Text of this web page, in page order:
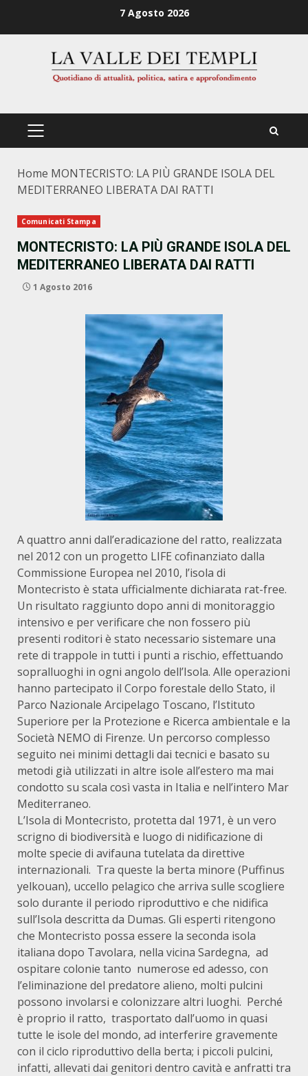
7 Agosto 2026
PRIMÄRES
Home MONTECRISTO: LA PIÙ GRANDE ISOLA DEL
MEDITERRANEO LIBERATA DAI RATTI
Comunicati Stampa
MONTECRISTO: LA PIÙ GRANDE ISOLA DEL
MEDITERRANEO LIBERATA DAI RATTI
1 Agosto 2016
A quattro anni dall’eradicazione del ratto, realizzata
nel 2012 con un progetto LIFE cofinanziato dalla
Commissione Europea nel 2010, l’isola di
Montecristo è stata ufficialmente dichiarata rat-free.
Un risultato raggiunto dopo anni di monitoraggio
intensivo e per verificare che non fossero più
presenti roditori è stato necessario sistemare una
rete di trappole in tutti i punti a rischio, effettuando
sopralluoghi in ogni angolo dell’Isola. Alle operazioni
hanno partecipato il Corpo forestale dello Stato, il
Parco Nazionale Arcipelago Toscano, l’Istituto
Superiore per la Protezione e Ricerca ambientale e la
Società NEMO di Firenze. Un percorso complesso
seguito nei minimi dettagli dai tecnici e basato su
metodi già utilizzati in altre isole all’estero ma mai
condotto su scala così vasta in Italia e nell’intero Mar
Mediterraneo.
L’Isola di Montecristo, protetta dal 1971, è un vero
scrigno di biodiversità e luogo di nidificazione di
molte specie di avifauna tutelata da direttive
internazionali. Tra queste la berta minore (Puffinus
yelkouan), uccello pelagico che arriva sulle scogliere
solo durante il periodo riproduttivo e che nidifica
sull’Isola descritta da Dumas. Gli esperti ritengono
che Montecristo possa essere la seconda isola
italiana dopo Tavolara, nella vicina Sardegna, ad
ospitare colonie tanto numerose ed adesso, con
l’eliminazione del predatore alieno, molti pulcini
possono involarsi e colonizzare altri luoghi. Perché
è proprio il ratto, trasportato dall’uomo in quasi
tutte le isole del mondo, ad interferire gravemente
con il ciclo riproduttivo della berta; i piccoli pulcini,
infatti, allevati dai genitori dentro cavità e anfratti tra